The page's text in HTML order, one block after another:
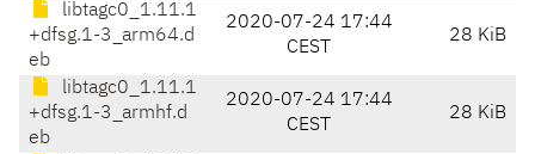
libtagc0_1.11.1
+dfsg.1-3_arm64.d
eb
2020-07-24 17:44
CEST
28 KiB
libtagc0_1.11.1
+dfsg.1-3_armhf.d
eb
2020-07-24 17:44
CEST
28 KiB